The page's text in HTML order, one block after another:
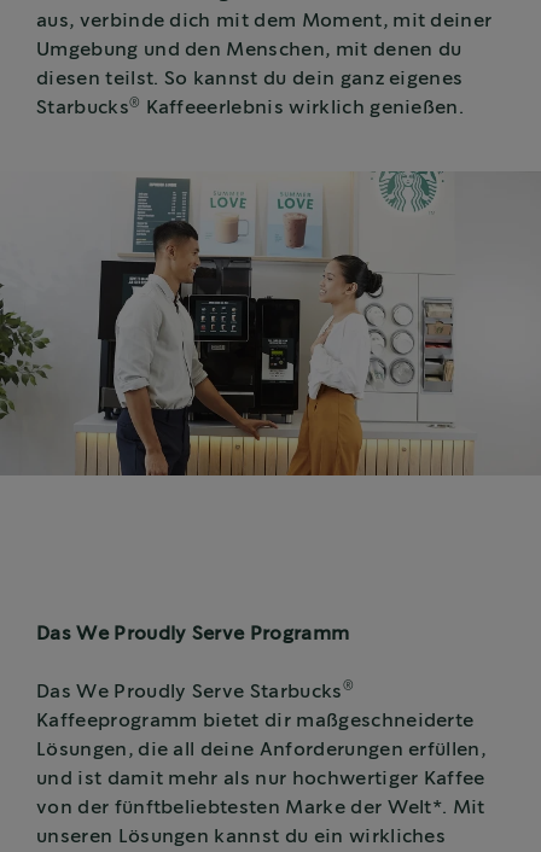
aus, verbinde dich mit dem Moment, mit deiner
Umgebung und den Menschen, mit denen du
diesen teilst. So kannst du dein ganz eigenes
Starbucks® Kaffeeerlebnis wirklich genießen.
Das We Proudly Serve Programm
Das We Proudly Serve Starbucks ®
Kaffeeprogramm bietet dir maßgeschneiderte
Lösungen, die all deine Anforderungen erfüllen,
und ist damit mehr als nur hochwertiger Kaffee
von der fünftbeliebtesten Marke der Welt*. Mit
unseren Lösungen kannst du ein wirkliches